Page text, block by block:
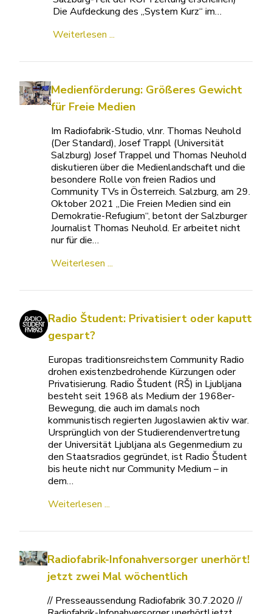
Die Aufdeckung des „System Kurz“ im…
Weiterlesen ...
Medienförderung: Größeres Gewicht
für Freie Medien
Im Radiofabrik-Studio, vlnr. Thomas Neuhold
(Der Standard), Josef Trappl (Universität
Salzburg) Josef Trappel und Thomas Neuhold
diskutieren über die Medienlandschaft und die
besondere Rolle von freien Radios und
Community TVs in Österreich. Salzburg, am 29.
Oktober 2021 „Die Freien Medien sind ein
Demokratie-Refugium“, betont der Salzburger
Journalist Thomas Neuhold. Er arbeitet nicht
nur für die…
Weiterlesen ...
Radio Študent: Privatisiert oder kaputt
gespart?
Europas traditionsreichstem Community Radio
drohen existenzbedrohende Kürzungen oder
Privatisierung. Radio Študent (RŠ) in Ljubljana
besteht seit 1968 als Medium der 1968er-
Bewegung, die auch im damals noch
kommunistisch regierten Jugoslawien aktiv war.
Ursprünglich von der Studierendenvertretung
der Universität Ljubljana als Gegenmedium zu
den Staatsradios gegründet, ist Radio Študent
bis heute nicht nur Community Medium – in
dem…
Weiterlesen ...
Radiofabrik-Infonahversorger unerhört!
jetzt zwei Mal wöchentlich
// Presseaussendung Radiofabrik 30.7.2020 //